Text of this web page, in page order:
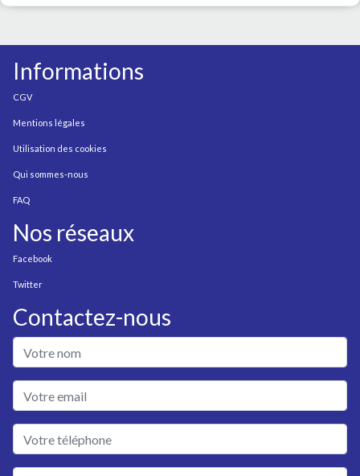
Informations
CGV
Mentions légales
Utilisation des cookies
Qui sommes-nous
FAQ
Nos réseaux
Facebook
Twitter
Contactez-nous